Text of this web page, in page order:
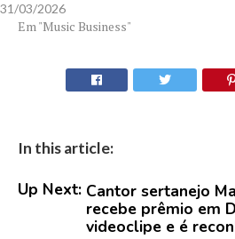
31/03/2026
Em "Music Business"
In this article:
Up Next: Cantor sertanejo
recebe prêmio em
videoclipe e é